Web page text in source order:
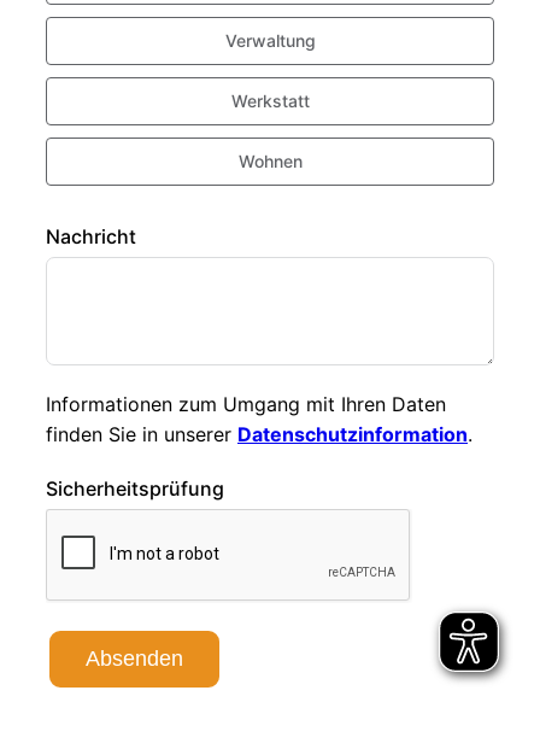
Verwaltung
Werkstatt
Wohnen
Nachricht
Informationen zum Umgang mit Ihren Daten
finden Sie in unserer Datenschutzinformation.
Sicherheitsprüfung
Absenden